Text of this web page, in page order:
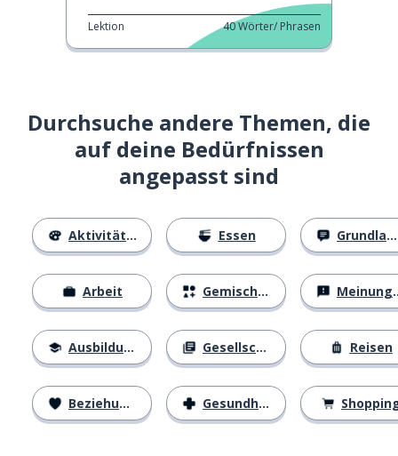
Lektion 40Wörter/ Phrasen
Durchsuche andere Themen, die
auf deine Bedürfnissen
angepasst sind
Aktivitäten
Arbeit
Ausbildung
Beziehungen
Essen
Gemischtes
Gesellschaft
Gesundheit
Grundlagen
Meinungen
Reisen